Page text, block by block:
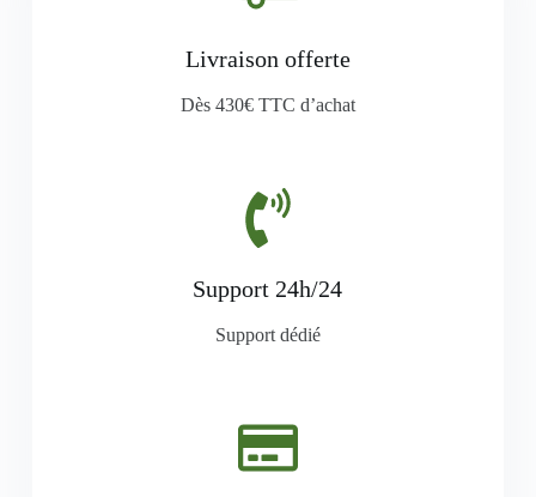
Livraison offerte
Dès 430€ TTC d’achat
Support 24h/24
Support dédié